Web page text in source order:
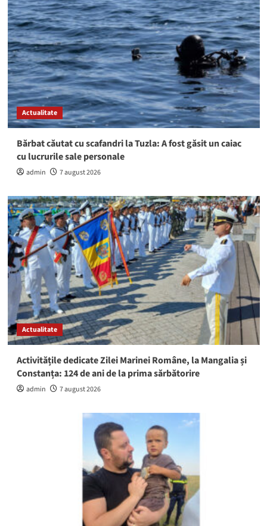
Actualitate
Bărbat căutat cu scafandri la Tuzla: A fost găsit un caiac
cu lucrurile sale personale
admin 7 august 2026
Actualitate
Activitățile dedicate Zilei Marinei Române, la Mangalia și
Constanța: 124 de ani de la prima sărbătorire
admin 7 august 2026